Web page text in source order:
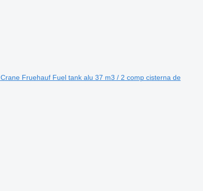
Crane Fruehauf Fuel tank alu 37 m3 / 2 comp cisterna de